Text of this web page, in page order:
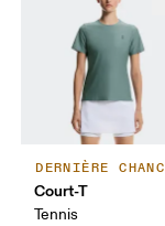
DERNIÈRE
Court-T
Tennis